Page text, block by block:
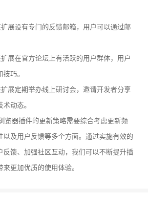
展设有专门的反馈邮箱，用户可以通过邮
展在官方论坛上有活跃的用户群体，用户
巧。
展定期举办线上研讨会，邀请开发者分享
动态。
览器插件的更新策略需要综合考虑更新频
以及用户反馈等多个方面。通过实施有效的
反馈、加强社区互动，我们可以不断提升插
更加优质的使用体验。